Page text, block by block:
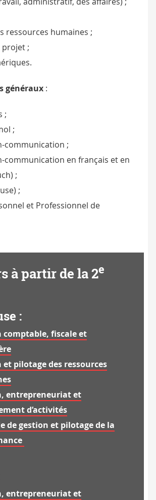
ressources humaines ;
;
généraux :
;
;
communication ;
communication en français et en
;
;
et Professionnel de
à partir de la 2e
:
comptable, fiscale et
et pilotage des ressources
entrepreneuriat et
d’activités
de gestion et pilotage de la
entrepreneuriat et